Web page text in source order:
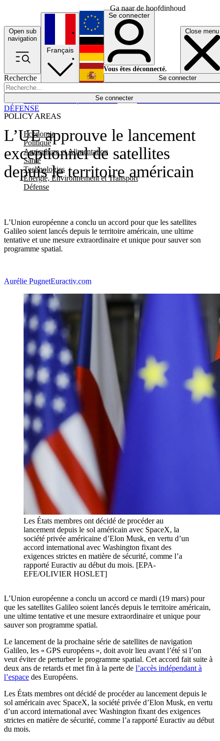
Ga naar de hoofdinhoud
Open sub
navigation
Close menu
Recherche
Se connecter
POLICY AREAS
Economie
Politique
Agriculture et Alimentation
Santé
Technologies
Energie, Environnement et Transport
Défense
Économie
Français
English
Deutsch
Español
Se connecter
Vous êtes déconnecté.
Se connecter
L’UE approuve le lancement
exceptionnel de satellites
depuis le territoire américain
L’Union européenne a conclu un accord pour que les satellites
Galileo soient lancés depuis le territoire américain, une ultime
tentative et une mesure extraordinaire et unique pour sauver son
programme spatial.
DÉFENSE
Aurélie PugnetEuractiv.com
Les États membres ont décidé de procéder au
lancement depuis le sol américain avec SpaceX, la
société privée américaine d’Elon Musk, en vertu d’un
accord international avec Washington fixant des
exigences strictes en matière de sécurité, comme l’a
rapporté Euractiv au début du mois. [EPA-
EFE/OLIVIER HOSLET]
L’Union européenne a conclu un accord ce mardi (19 mars) pour
que les satellites Galileo soient lancés depuis le territoire américain,
une ultime tentative et une mesure extraordinaire et unique pour
sauver son programme spatial.
Le lancement de la prochaine série de satellites de navigation
Galileo, les « GPS européens », doit avoir lieu avant l’été si l’on
veut éviter de perturber le programme spatial. Cet accord fait suite à
deux ans de retards et met fin à la perte de l’accès indépendant à
l’espace des Européens.
Les États membres ont décidé de procéder au lancement depuis le
sol américain avec SpaceX, la société privée d’Elon Musk, en vertu
d’un accord international avec Washington fixant des exigences
strictes en matière de sécurité, comme l’a rapporté Euractiv au début
du mois.